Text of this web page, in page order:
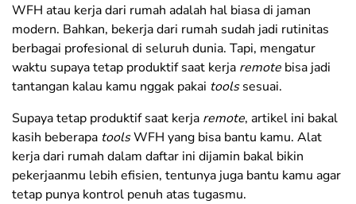
WFH atau kerja dari rumah adalah hal biasa di jaman
modern. Bahkan, bekerja dari rumah sudah jadi rutinitas
berbagai profesional di seluruh dunia. Tapi, mengatur
waktu supaya tetap produktif saat kerja remote bisa jadi
tantangan kalau kamu nggak pakai toolssesuai.
Supaya tetap produktif saat kerja remote, artikel ini bakal
kasih beberapa toolsWFH yang bisa bantu kamu. Alat
kerja dari rumah dalam daftar ini dijamin bakal bikin
pekerjaanmu lebih efisien, tentunya juga bantu kamu agar
tetap punya kontrol penuh atas tugasmu.